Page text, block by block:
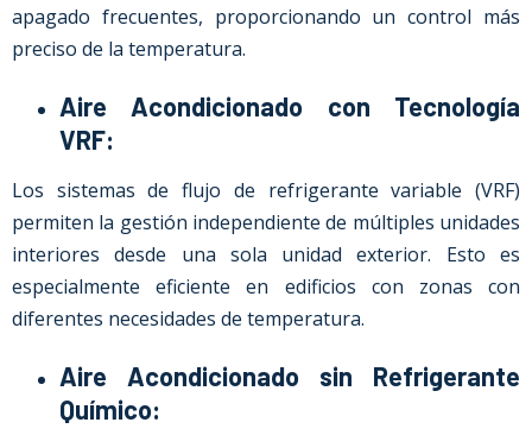
apagado frecuentes, proporcionando un control más
preciso de la temperatura.
Aire Acondicionado con Tecnología
VRF:
Los sistemas de flujo de refrigerante variable (VRF)
permiten la gestión independiente de múltiples unidades
interiores desde una sola unidad exterior. Esto es
especialmente eficiente en edificios con zonas con
diferentes necesidades de temperatura.
Aire Acondicionado sin Refrigerante
Químico: